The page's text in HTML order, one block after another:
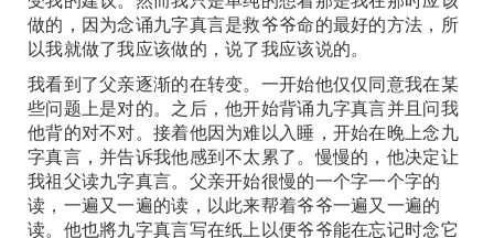
做的，因为念诵九字真言是救爷爷命的最好的方法，所
以我就做了我应该做的，说了我应该说的。
我看到了父亲逐渐的在转变。一开始他仅仅同意我在某
些问题上是对的。之后，他开始背诵九字真言并且问我
他背的对不对。接着他因为难以入睡，开始在晚上念九
字真言，并告诉我他感到不太累了。慢慢的，他决定让
我祖父读九字真言。父亲开始很慢的一个字一个字的
读，一遍又一遍的读，以此来帮着爷爷一遍又一遍的
读。他也將九字真言写在纸上以便爷爷能在忘记时念它